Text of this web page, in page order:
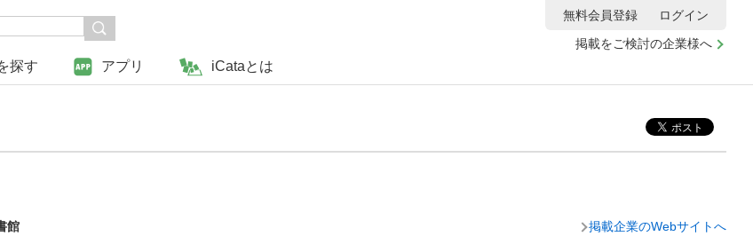
探す アプリ iCataとは
掲載をご検討の企業様へ
無料会員登録 ログイン
館
掲載企業のWebサイトへ